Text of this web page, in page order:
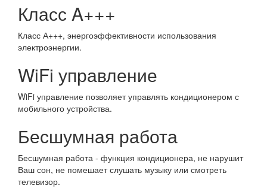
Класс A+++
Класс А+++, энергоэффективности использования
электроэнергии.
WiFi управление
WiFi управление позволяет управлять кондиционером с
мобильного устройства.
Бесшумная работа
Бесшумная работа - функция кондиционера, не нарушит
Ваш сон, не помешает слушать музыку или смотреть
телевизор.